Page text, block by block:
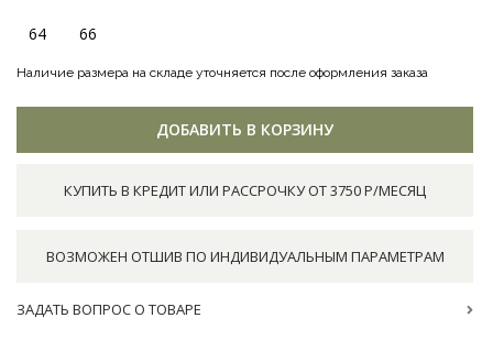
64 66
Наличие размера на складе уточняется после оформления заказа
ДОБАВИТЬ В КОРЗИНУ
КУПИТЬ В КРЕДИТ ИЛИ РАССРОЧКУ ОТ 3750 Р/МЕСЯЦ
ВОЗМОЖЕН ОТШИВ ПО ИНДИВИДУАЛЬНЫМ ПАРАМЕТРАМ
ЗАДАТЬ ВОПРОС О ТОВАРЕ